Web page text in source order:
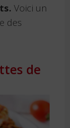
Voici un
des
de